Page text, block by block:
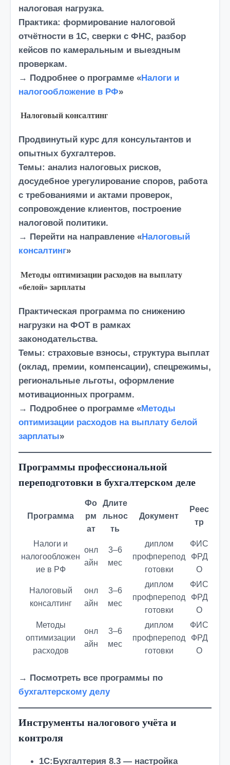
налоговая нагрузка.
Практика: формирование налоговой
отчётности в 1С, сверки с ФНС, разбор
кейсов по камеральным и выездным
проверкам.
→ Подробнее о программе «Налоги и
налогообложение в РФ»
Налоговый консалтинг
Продвинутый курс для консультантов и
опытных бухгалтеров.
Темы: анализ налоговых рисков,
досудебное урегулирование споров, работа
с требованиями и актами проверок,
сопровождение клиентов, построение
налоговой политики.
→ Перейти на направление «Налоговый
консалтинг»
Методы оптимизации расходов на выплату
«белой» зарплаты
Практическая программа по снижению
нагрузки на ФОТ в рамках
законодательства.
Темы: страховые взносы, структура выплат
(оклад, премии, компенсации), спецрежимы,
региональные льготы, оформление
мотивационных программ.
→ Подробнее о программе «Методы
оптимизации расходов на выплату белой
зарплаты»
Программы профессиональной
переподготовки в бухгалтерском деле
Программа
Фо
рм
ат
Длите
льнос
ть
Документ
Реес
тр
Налоги и
налогообложен
ие в РФ
онл
айн
3–6
мес
диплом
профперепод
готовки
ФИС
ФРД
О
Налоговый
консалтинг
онл
айн
3–6
мес
диплом
профперепод
готовки
ФИС
ФРД
О
Методы
оптимизации
расходов
онл
айн
3–6
мес
диплом
профперепод
готовки
ФИС
ФРД
О
→ Посмотреть все программы по
бухгалтерскому делу
Инструменты налогового учёта и
контроля
1С:Бухгалтерия 8.3 — настройка